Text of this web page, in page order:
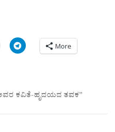
More
ಅವರ ಕವಿತೆ-ಹೃದಯದ ತವಕ”